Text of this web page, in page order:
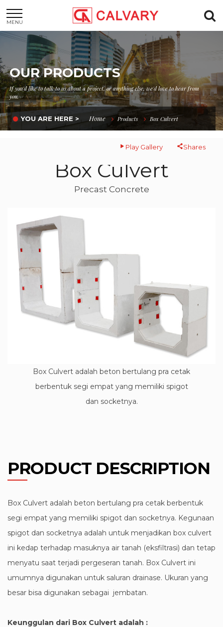
MENU
OUR PRODUCTS
If you'd like to talk to us about a project, or anything else, we'd love to hear from
you.
YOU ARE HERE > Home Products Box Culvert
Play Gallery Shares
Box Culvert
Precast Concrete
Box Culvert adalah beton bertulang pra cetak
berbentuk segi empat yang memiliki spigot
dan socketnya.
PRODUCT DESCRIPTION
Box Culvert adalah beton bertulang pra cetak berbentuk
segi empat yang memiliki spigot dan socketnya. Kegunaan
spigot dan socketnya adalah untuk menjadikan box culvert
ini kedap terhadap masuknya air tanah (eksfiltrasi) dan tetap
menyatu saat terjadi pergeseran tanah. Box Culvert ini
umumnya digunakan untuk saluran drainase. Ukuran yang
besar bisa digunakan sebagai jembatan.
Keunggulan dari Box Culvert adalah :